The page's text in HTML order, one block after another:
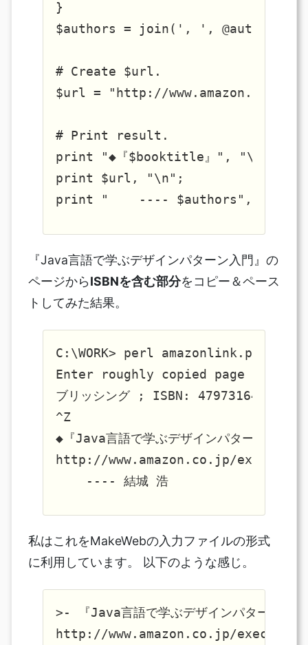
}
$authors = join(', ', @authors);
# Create $url.
$url = "http://www.amazon.co.jp/
# Print result.
print "◆『$booktitle』", "\n";
print $url, "\n";
『Java言語で学ぶデザインパターン入門』の
ページからISBNを含む部分をコピー＆ペース
トしてみた結果。
C:\WORK> perl amazonlink.pl
Enter roughly copied page from
ブリッシング ; ISBN:
^Z
◆『Java言語で学ぶデザインパタ
http://www.amazon.co.jp/exec/
    ---- 結城 浩
私はこれをMakeWebの入力ファイルの形式
に利用しています。 以下のような感じ。
>- 『Java言語で学ぶデザインパターン入
http://www.amazon.co.jp/exec/